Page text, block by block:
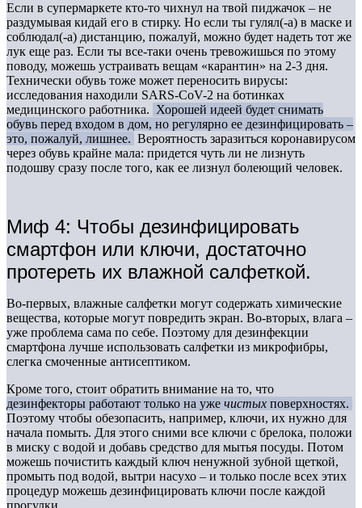
Если в супермаркете кто-то чихнул на твой пиджачок – не
раздумывая кидай его в стирку. Но если ты гулял(-а) в маске и
соблюдал(-а) дистанцию, пожалуй, можно будет надеть тот же
лук еще раз. Если ты все-таки очень тревожишься по этому
поводу, можешь устраивать вещам «карантин» на 2-3 дня.
Технически обувь тоже может переносить вирусы:
исследования находили SARS-CoV-2 на ботинках
медицинского работника. Хорошей идеей будет снимать
обувь перед входом в дом, но регулярно ее дезинфицировать –
это, пожалуй, лишнее. Вероятность заразиться коронавирусом
через обувь крайне мала: придется чуть ли не лизнуть
подошву сразу после того, как ее лизнул болеющий человек.
Миф 4: Чтобы дезинфицировать
смартфон или ключи, достаточно
протереть их влажной салфеткой.
Во-первых, влажные салфетки могут содержать химические
вещества, которые могут повредить экран. Во-вторых, влага –
уже проблема сама по себе. Поэтому для дезинфекции
смартфона лучше использовать салфетки из микрофибры,
слегка смоченные антисептиком.
Кроме того, стоит обратить внимание на то, что
дезинфекторы работают только на уже чистых поверхностях.
Поэтому чтобы обезопасить, например, ключи, их нужно для
начала помыть. Для этого сними все ключи с брелока, положи
в миску с водой и добавь средство для мытья посуды. Потом
можешь почистить каждый ключ ненужной зубной щеткой,
промыть под водой, вытри насухо – и только после всех этих
процедур можешь дезинфицировать ключи после каждой
прогулки.